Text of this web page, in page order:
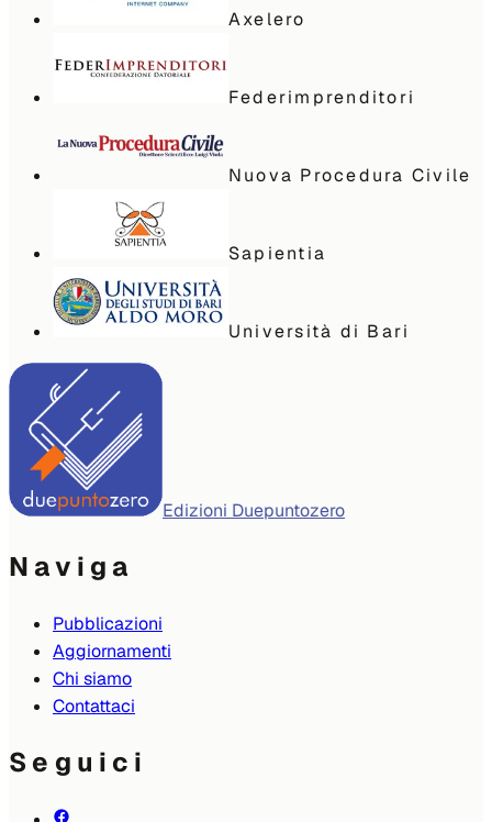
Axelero
Federimprenditori
Nuova Procedura Civile
Sapientia
Università di Bari
Edizioni Duepuntozero
Naviga
Pubblicazioni
Aggiornamenti
Chi siamo
Contattaci
Seguici